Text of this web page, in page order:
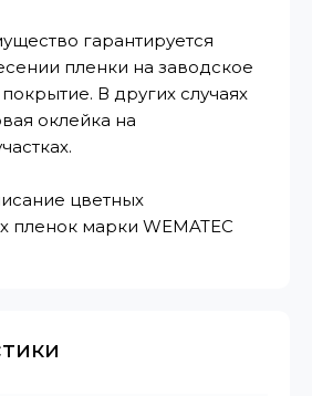
гарантируется
пленки на заводское
В других случаях
оклейка на
цветных
пленок марки WEMATEC